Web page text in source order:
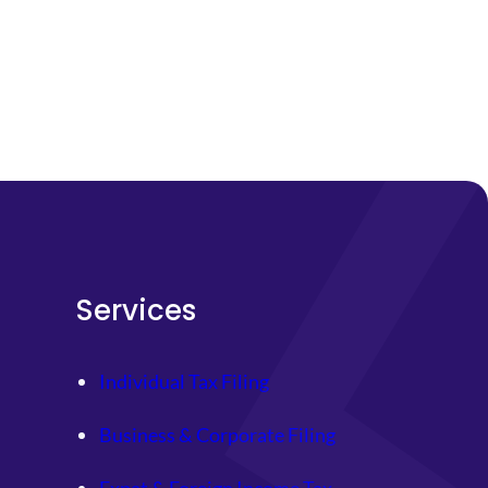
Services
Individual Tax Filing
Business & Corporate Filing